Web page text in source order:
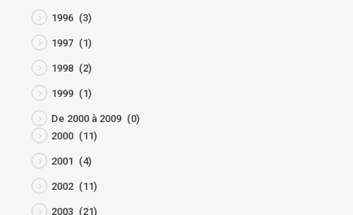
1996 (3)
1997 (1)
1998 (2)
1999 (1)
De 2000 à 2009 (0)
2000 (11)
2001 (4)
2002 (11)
2003 (21)